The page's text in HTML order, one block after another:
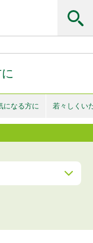
になる方に 若々しくい